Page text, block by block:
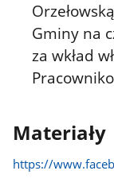
Gminy na
za wkład
Materiały
https://